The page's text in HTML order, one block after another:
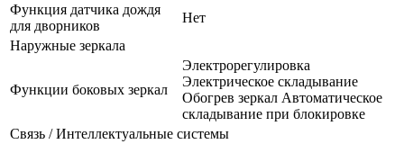
Функция датчика дождя
для дворников
Нет
Наружные зеркала
Функции боковых зеркал
Электрорегулировка
Электрическое складывание
Обогрев зеркал Автоматическое
складывание при блокировке
Связь / Интеллектуальные системы